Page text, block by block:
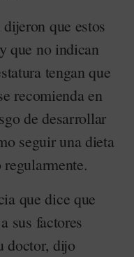
que estos
que no indican
tengan que
recomienda en
de desarrollar
seguir una dieta
que dice que
sus factores
doctor, dijo